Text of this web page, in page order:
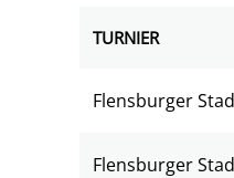
TURNIER
Flensburger
Flensburger